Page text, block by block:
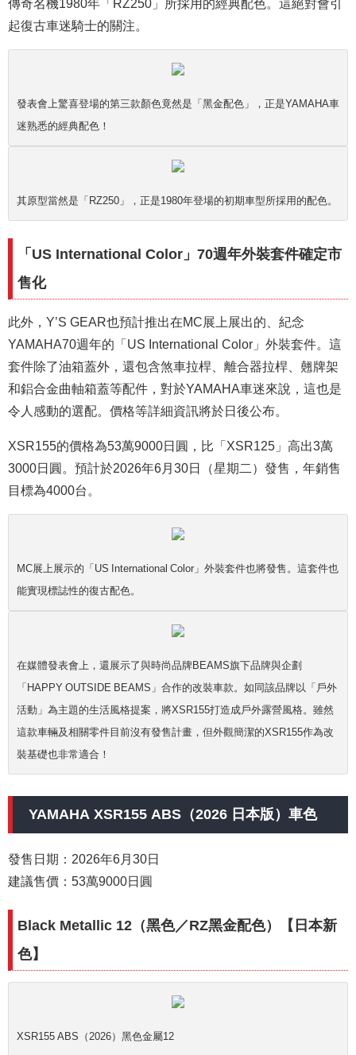
傳奇名機1980年「RZ250」所採用的經典配色。這絕對會引
起復古車迷騎士的關注。
發表會上驚喜登場的第三款顏色竟然是「黑金配色」，正是YAMAHA車
迷熟悉的經典配色！
其原型當然是「RZ250」，正是1980年登場的初期車型所採用的配色。
「US International Color」70週年外裝套件確定市
售化
此外，Y’S GEAR也預計推出在MC展上展出的、紀念
YAMAHA70週年的「US International Color」外裝套件。這
套件除了油箱蓋外，還包含煞車拉桿、離合器拉桿、翹牌架
和鋁合金曲軸箱蓋等配件，對於YAMAHA車迷來說，這也是
令人感動的選配。價格等詳細資訊將於日後公布。
XSR155的價格為53萬9000日圓，比「XSR125」高出3萬
3000日圓。預計於2026年6月30日（星期二）發售，年銷售
目標為4000台。
MC展上展示的「US International Color」外裝套件也將發售。這套件也
能實現標誌性的復古配色。
在媒體發表會上，還展示了與時尚品牌BEAMS旗下品牌與企劃
「HAPPY OUTSIDE BEAMS」合作的改裝車款。如同該品牌以「戶外
活動」為主題的生活風格提案，將XSR155打造成戶外露營風格。雖然
這款車輛及相關零件目前沒有發售計畫，但外觀簡潔的XSR155作為改
裝基礎也非常適合！
YAMAHA XSR155 ABS（2026 日本版）車色
發售日期：2026年6月30日
建議售價：53萬9000日圓
Black Metallic 12（黑色／RZ黑金配色）【日本新
色】
XSR155 ABS（2026）黑色金屬12